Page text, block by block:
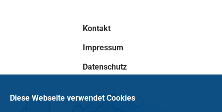
Kontakt
Impressum
Datenschutz
Diese Webseite verwendet Cookies